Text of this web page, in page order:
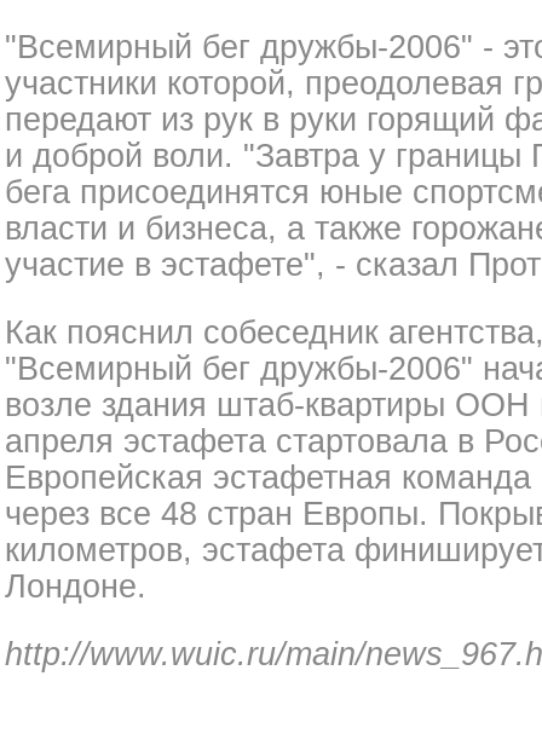
"Всемирный бег дружбы-2006" -
участники которой, преодолевая
передают из рук в руки горящий
и доброй воли. "Завтра у границы
бега присоединятся юные
власти и бизнеса, а также
участие в эстафете", - сказал
Как пояснил собеседник
"Всемирный бег дружбы-2006"
возле здания штаб-квартиры
апреля эстафета стартовала в
Европейская эстафетная
через все 48 стран Европы.
километров, эстафета
Лондоне.
http://www.wuic.ru/main/